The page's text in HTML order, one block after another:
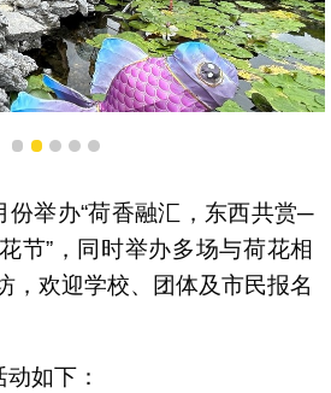
参与赏荷生态游
1 2 3 4 5
份举办“荷香融汇，东西共赏─
节”，同时举办多场与荷花相
，欢迎学校、团体及市民报名
如下：